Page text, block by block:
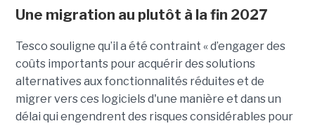
Une migration au plutôt à la fin 2027
Tesco souligne qu’il a été contraint « d’engager des
coûts importants pour acquérir des solutions
alternatives aux fonctionnalités réduites et de
migrer vers ces logiciels d'une manière et dans un
délai qui engendrent des risques considérables pour